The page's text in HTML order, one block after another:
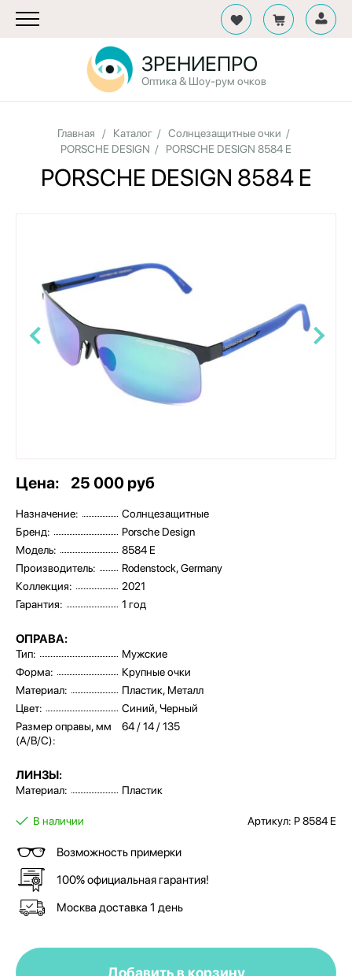
ЗРЕНИЕПРО
Оптика & Шоу-рум очков
Главная / Каталог / Солнцезащитные очки /
PORSCHE DESIGN / PORSCHE DESIGN 8584 E
PORSCHE DESIGN 8584 E
Цена: 25 000 руб
Назначение:
Солнцезащитные
Бренд:
Porsche Design
Модель:
8584 E
Производитель:
Rodenstock, Germany
Коллекция:
2021
Гарантия:
1 год
ОПРАВА:
Тип:
Мужские
Форма:
Крупные очки
Материал:
Пластик, Металл
Цвет:
Синий, Черный
Размер оправы, мм
(A/B/C):
64 / 14 / 135
ЛИНЗЫ:
Материал: Пластик
В наличии Артикул: P 8584 E
Возможность примерки
100% официальная гарантия!
Москва доставка 1 день
Добавить в корзину